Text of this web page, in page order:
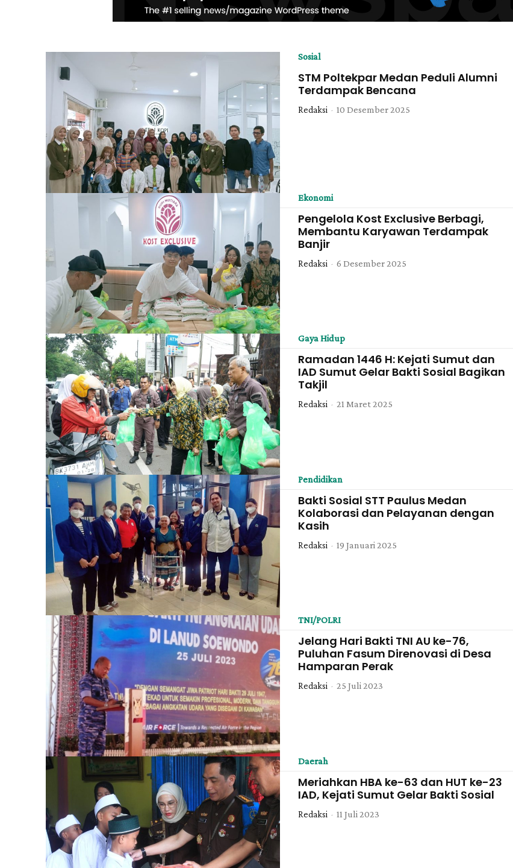
Sosial
STM Poltekpar Medan Peduli Alumni
Terdampak Bencana
Redaksi - 10 Desember 2025
Ekonomi
Pengelola Kost Exclusive Berbagi,
Membantu Karyawan Terdampak
Banjir
Redaksi - 6 Desember 2025
Gaya Hidup
Ramadan 1446 H: Kejati Sumut dan
IAD Sumut Gelar Bakti Sosial Bagikan
Takjil
Redaksi - 21 Maret 2025
Pendidikan
Bakti Sosial STT Paulus Medan
Kolaborasi dan Pelayanan dengan
Kasih
Redaksi - 19 Januari 2025
TNI/POLRI
Jelang Hari Bakti TNI AU ke-76,
Puluhan Fasum Direnovasi di Desa
Hamparan Perak
Redaksi - 25 Juli 2023
Daerah
Meriahkan HBA ke-63 dan HUT ke-23
IAD, Kejati Sumut Gelar Bakti Sosial
Redaksi - 11 Juli 2023